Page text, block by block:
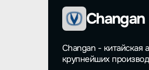
Changan
Changan - китайская
крупнейших